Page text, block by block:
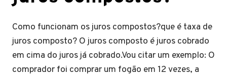
Como funcionam os juros compostos?que é taxa de
juros composto? O juros composto é juros cobrado
em cima do juros já cobrado.Vou citar um exemplo: O
comprador foi comprar um fogão em 12 vezes, a